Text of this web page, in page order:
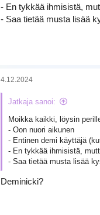
- En tykkää ihmisistä,
- Saa tietää musta lisää
4.12.2024
Jatkaja sanoi:
Moikka kaikki, löysin
- Oon nuori aikunen
- Entinen demi käyttäjä
- En tykkää ihmisistä,
- Saa tietää musta lisää
Deminicki?